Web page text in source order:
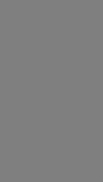
献する、環